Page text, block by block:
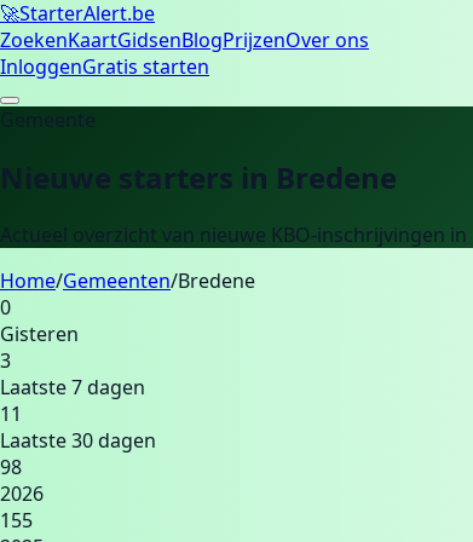
🚀StarterAlert.be
ZoekenKaartGidsenBlogPrijzenOver ons
InloggenGratis starten
Gemeente
Nieuwe starters in Bredene
Actueel overzicht van nieuwe KBO-inschrijvingen in
Home/Gemeenten/Bredene
0
Gisteren
3
Laatste 7 dagen
11
Laatste 30 dagen
98
2026
155